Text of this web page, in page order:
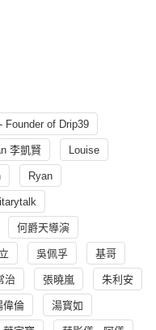
Founder of Drip39
李凱賢 Louise
Ryan
何爵天導演
吳佩孚 基哥
治 張曉嵐 朱利安
偉倫 湯寳如